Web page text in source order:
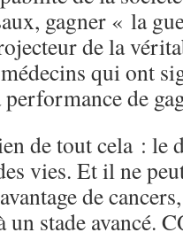
gagner « la
de la
qui ont
de
de tout cela : le
vies. Et il ne
de
un stade avancé.